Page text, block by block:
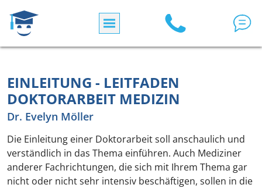
EINLEITUNG - LEITFADEN
DOKTORARBEIT MEDIZIN
Dr. Evelyn Möller
Die Einleitung einer Doktorarbeit soll anschaulich und
verständlich in das Thema einführen. Auch Mediziner
anderer Fachrichtungen, die sich mit Ihrem Thema gar
nicht oder nicht sehr intensiv beschäftigen, sollen in die